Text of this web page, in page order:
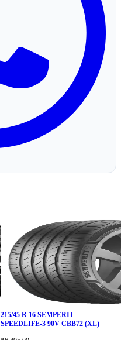
215/45 R 16 SEMPERIT
SPEEDLIFE-3 90V CBB72 (XL)